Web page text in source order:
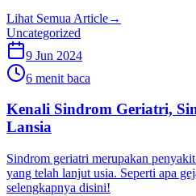
Lihat Semua Article→
Uncategorized
9 Jun 2024
6 menit baca
Kenali Sindrom Geriatri,
Lansia
Sindrom geriatri merupakan
yang telah lanjut usia. Seperti apa
selengkapnya disini!